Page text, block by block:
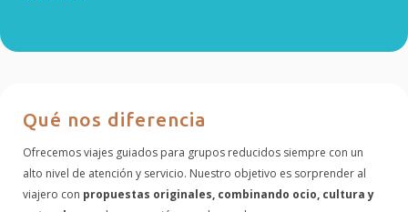
Qué nos diferencia
Ofrecemos viajes guiados para grupos reducidos siempre con un
alto nivel de atención y servicio. Nuestro objetivo es sorprender al
viajero con propuestas originales, combinando ocio, cultura y